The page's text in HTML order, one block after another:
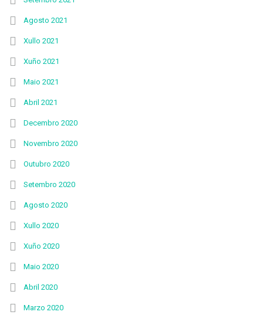
Agosto 2021
Xullo 2021
Xuño 2021
Maio 2021
Abril 2021
Decembro 2020
Novembro 2020
Outubro 2020
Setembro 2020
Agosto 2020
Xullo 2020
Xuño 2020
Maio 2020
Abril 2020
Marzo 2020